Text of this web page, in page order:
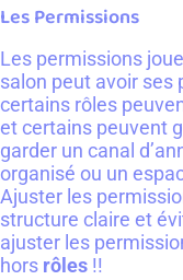
Les Permissions
Les permissions
salon peut avoir ses
certains rôles
et certains peuvent
garder un canal
organisé ou un
Ajuster les
structure claire et
ajuster les
hors rôles !!